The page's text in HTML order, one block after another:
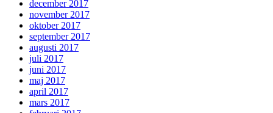
december 2017
november 2017
oktober 2017
september 2017
augusti 2017
juli 2017
juni 2017
maj 2017
april 2017
mars 2017